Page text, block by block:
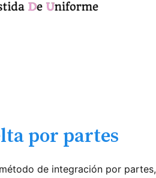
por partes
de integración por partes,